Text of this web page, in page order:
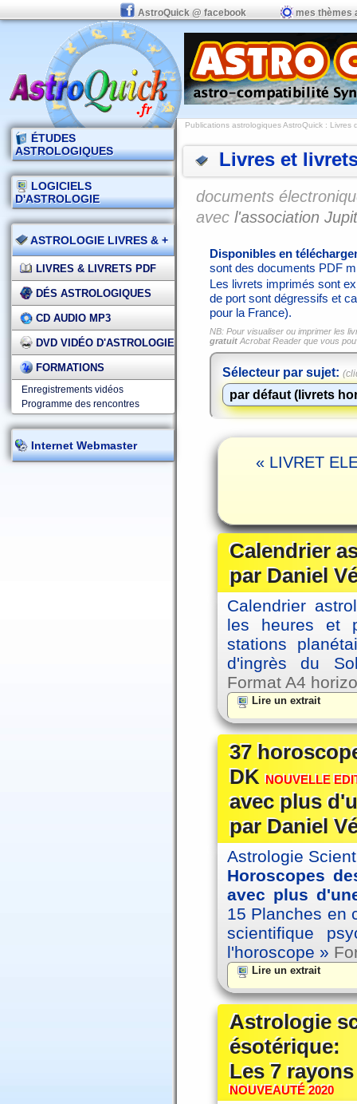
AstroQuick @ facebook mes thèmes
ÉTUDES
ASTROLOGIQUES
LOGICIELS
D'ASTROLOGIE
ASTROLOGIE LIVRES & +
LIVRES & LIVRETS PDF
DÉS ASTROLOGIQUES
CD AUDIO MP3
DVD VIDÉO D'ASTROLOGIE
FORMATIONS
Enregistrements vidéos
Programme des rencontres
Internet Webmaster
Publications astrologiques AstroQuick : Livres
Livres et
documents
avec l'association
Disponibles en
sont des documents PDF
Les livrets imprimés sont
de port sont dégressifs et
pour la France).
NB: Pour visualiser ou imprimer les
gratuit Acrobat Reader que vous
Sélecteur par sujet:
« LIVRET
Calendrier
par Daniel
Calendrier
les heures et
stations
d'ingrès du
Format A4
Lire un extrait
37
DKNOUVELLE
avec plus
par Daniel
Astrologie
Horoscopes
avec plus
15 Planches en
scientifique
l'horoscope »
Lire un extrait
Astrologie
ésotérique:
Les 7
NOUVEAUTÉ 2020